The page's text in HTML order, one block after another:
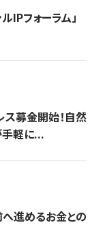
IPフォーラム」
募金開始！自然
軽に...
へ進めるお金との